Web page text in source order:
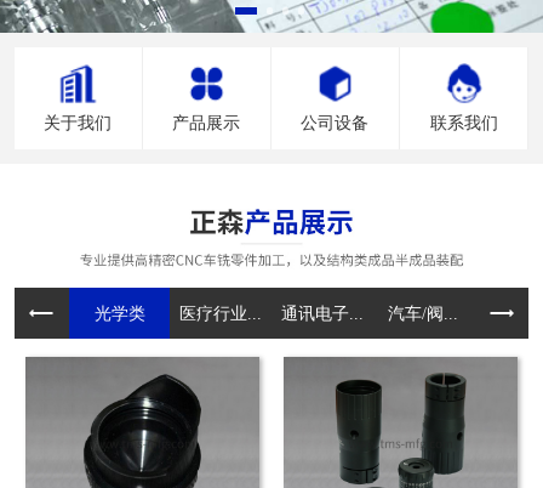
关于我们 产品展示 公司设备 联系我们
光学类 医疗行业... 通讯电子... 汽车/阀... 电动工